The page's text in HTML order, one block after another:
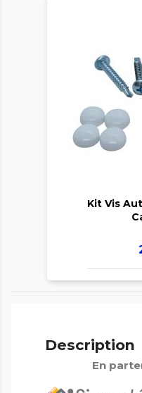

Kit Vis
Description
En